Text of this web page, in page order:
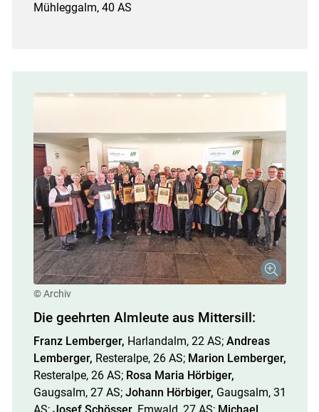
Mühleggalm, 40 AS
© Archiv
Die geehrten Almleute aus Mittersill:
Franz Lemberger, Harlandalm, 22 AS; Andreas
Lemberger, Resteralpe, 26 AS; Marion Lemberger,
Resteralpe, 26 AS; Rosa Maria Hörbiger,
Gaugsalm, 27 AS; Johann Hörbiger, Gaugsalm, 31